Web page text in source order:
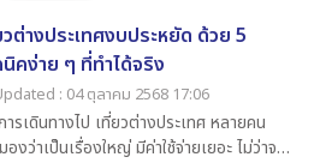
วต่างประเทศงบประหยัด ด้วย 5
นิคง่าย ๆ ที่ทำได้จริง
: 04 ตุลาคม 2568 17:06
ารเดินทางไป เที่ยวต่างประเทศ หลายคน
องว่าเป็นเรื่องใหญ่ มีค่าใช้จ่ายเยอะ ไม่ว่าจะ